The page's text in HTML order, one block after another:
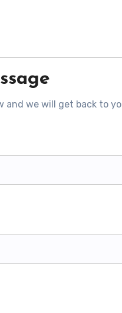
and we will get back to